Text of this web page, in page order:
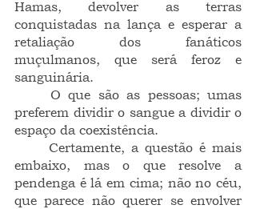
Hamas, devolver as terras
conquistadas na lança e esperar a
retaliação dos fanáticos
muçulmanos, que será feroz e
sanguinária.
preferem dividir o sangue a dividir o
espaço da coexistência.
embaixo, mas o que resolve a
pendenga é lá em cima; não no céu,
que parece não querer se envolver